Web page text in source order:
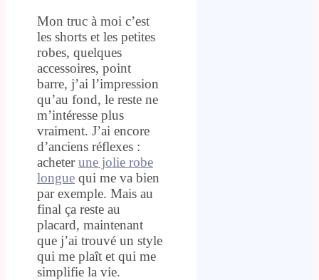
Mon truc à moi c’est
les shorts et les petites
robes, quelques
accessoires, point
barre, j’ai l’impression
qu’au fond, le reste ne
m’intéresse plus
vraiment. J’ai encore
d’anciens réflexes :
acheterune jolie robe
longue qui me va bien
par exemple. Mais au
final ça reste au
placard, maintenant
que j’ai trouvé un style
qui me plaît et qui me
simplifie la vie.